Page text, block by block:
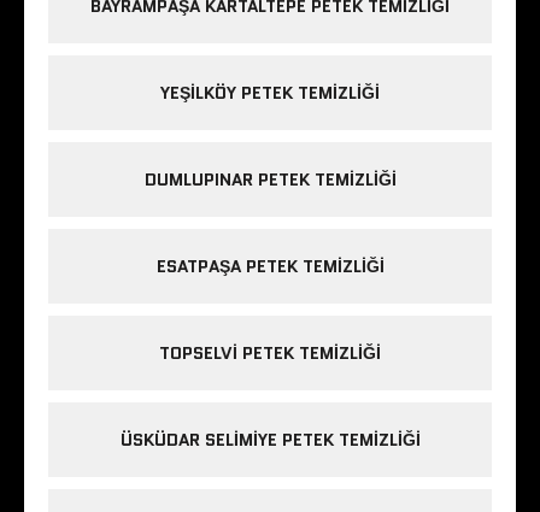
BAYRAMPAŞA KARTALTEPE PETEK TEMIZLIĞI
YEŞILKÖY PETEK TEMIZLIĞI
DUMLUPINAR PETEK TEMIZLIĞI
ESATPAŞA PETEK TEMIZLIĞI
TOPSELVI PETEK TEMIZLIĞI
ÜSKÜDAR SELIMIYE PETEK TEMIZLIĞI